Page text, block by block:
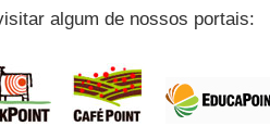
um ano. A única mudança foi no
momento da terminação.
pastagem e faça o controle e